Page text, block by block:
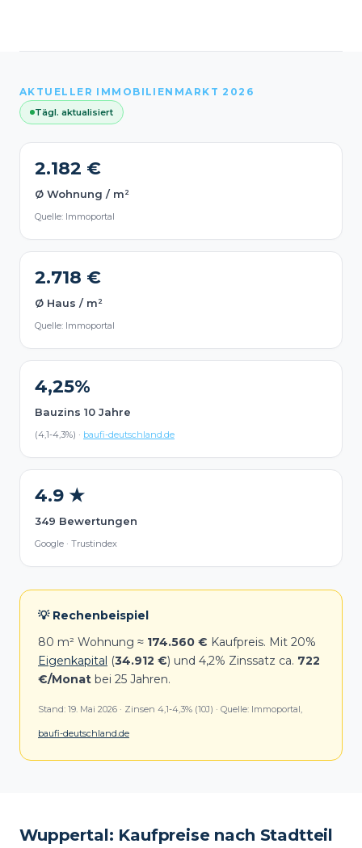
AKTUELLER IMMOBILIENMARKT 2026
Tägl. aktualisiert
2.182 €
Ø Wohnung / m²
Quelle: Immoportal
2.718 €
Ø Haus / m²
Quelle: Immoportal
4,25%
Bauzins 10 Jahre
(4,1-4,3%) · baufi-deutschland.de
4.9 ★
349 Bewertungen
Google · Trustindex
💡 Rechenbeispiel
80 m² Wohnung ≈ 174.560 € Kaufpreis. Mit 20%
Eigenkapital (34.912 €) und 4,2% Zinssatz ca. 722
€/Monat bei 25 Jahren.
Stand: 19. Mai 2026 · Zinsen 4,1-4,3% (10J) · Quelle: Immoportal,
baufi-deutschland.de
Wuppertal: Kaufpreise nach Stadtteil